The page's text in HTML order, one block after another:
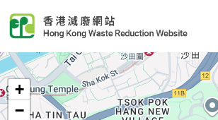
首頁
+
−